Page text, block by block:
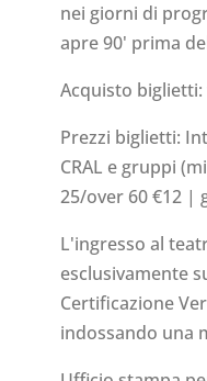
nei giorni di
apre 90' prima
Acquisto
Prezzi biglietti:
CRAL e gruppi
25/over 60 €12 |
L'ingresso al
esclusivamente
Certificazione
indossando una